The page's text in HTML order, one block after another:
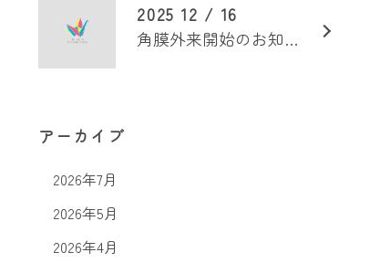
2025 12 / 16
角膜外来開始のお知らせ
アーカイブ
2026年7月
2026年5月
2026年4月